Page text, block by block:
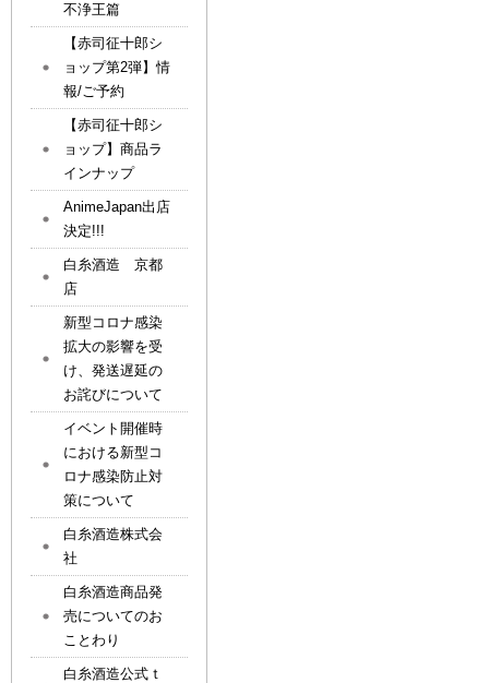
不浄王篇
【赤司征十郎シ
ョップ第2弾】情
報/ご予約
【赤司征十郎シ
ョップ】商品ラ
インナップ
AnimeJapan出店
決定!!!
白糸酒造 京都
店
新型コロナ感染
拡大の影響を受
け、発送遅延の
お詫びについて
イベント開催時
における新型コ
ロナ感染防止対
策について
白糸酒造株式会
社
白糸酒造商品発
売についてのお
ことわり
白糸酒造公式ｔ